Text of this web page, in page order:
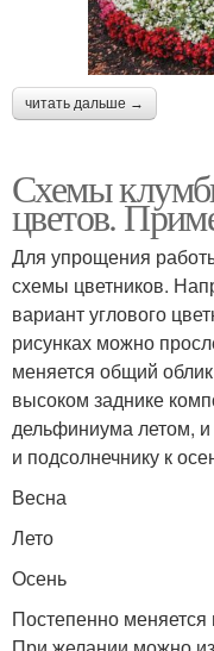
читать дальше →
Схемы
цветов.
Для упрощения
схемы цветников.
вариант углового
рисунках можно
меняется общий
высоком заднике
дельфиниума летом, и
и подсолнечнику к
Весна
Лето
Осень
Постепенно